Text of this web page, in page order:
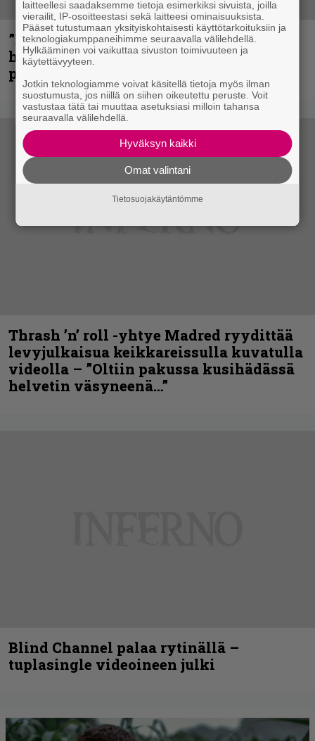
”Mitalini näyttää ihan plektralta” –
huippu-uimari jamittelee Megadethiä
palkinnollaan
Thrash ’n’ roll -yhtye Madred ryydittää
levyjulkaisua keikkareissulla kuvatulla
videolla – ”Oltiin pakussa kusihädässä
helvetin väsyneenä…”
Blind Channel palaa rytinällä –
tuplasingle videoineen julki
laitteellesi saadaksemme tietoja esimerkiksi sivuista, joilla
vierailit, IP-osoitteestasi sekä laitteesi ominaisuuksista.
Pääset tutustumaan yksityiskohtaisesti käyttötarkoituksiin ja
teknologiakumppaneihimme seuraavalla välilehdellä.
Hylkääminen voi vaikuttaa sivuston toimivuuteen ja
käytettävyyteen.
Jotkin teknologiamme voivat käsitellä tietoja myös ilman
suostumusta, jos niillä on siihen oikeutettu peruste. Voit
vastustaa tätä tai muuttaa asetuksiasi milloin tahansa
seuraavalla välilehdellä.
Hyväksyn kaikki
Omat valintani
Tietosuojakäytäntömme